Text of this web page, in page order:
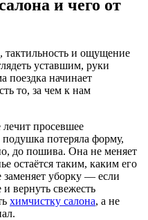
и чего от
тактильность и ощущение
уставшим, руки
поездка начинает
то, за чем к нам
лечит просевшее
потеряла форму,
до пошива. Она не меняет
остаётся таким, каким его
заменяет уборку — если
и вернуть свежесть
химчистку салона, а не